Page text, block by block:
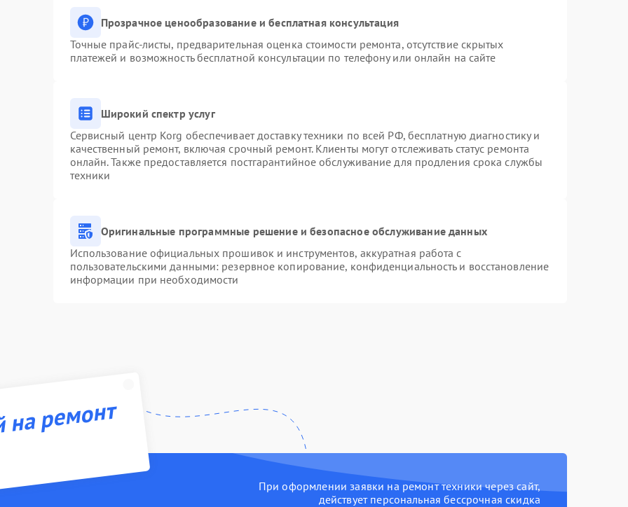
Прозрачное ценообразование и бесплатная консультация
Точные прайс-листы, предварительная оценка стоимости ремонта, отсутствие скрытых
платежей и возможность бесплатной консультации по телефону или онлайн на сайте
Широкий спектр услуг
Сервисный центр Korg обеспечивает доставку техники по всей РФ, бесплатную диагностику и
качественный ремонт, включая срочный ремонт. Клиенты могут отслеживать статус ремонта
онлайн. Также предоставляется постгарантийное обслуживание для продления срока службы
техники
Оригинальные программные решение и безопасное обслуживание данных
Использование официальных прошивок и инструментов, аккуратная работа с
пользовательскими данными: резервное копирование, конфиденциальность и восстановление
информации при необходимости
ремонт
При оформлении заявки на ремонт техники через сайт,
действует персональная бессрочная скидка